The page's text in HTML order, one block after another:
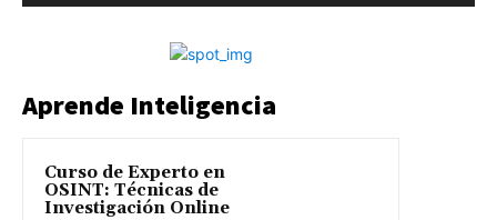
Aprende Inteligencia
Curso de Experto en
OSINT: Técnicas de
Investigación Online